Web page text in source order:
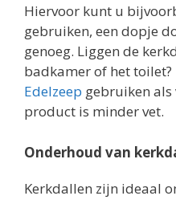
Hiervoor kunt u
gebruiken, een dopje
genoeg. Liggen de
badkamer of het toilet?
Edelzeep gebruiken als
product is minder vet.
Onderhoud van
Kerkdallen zijn ideaal